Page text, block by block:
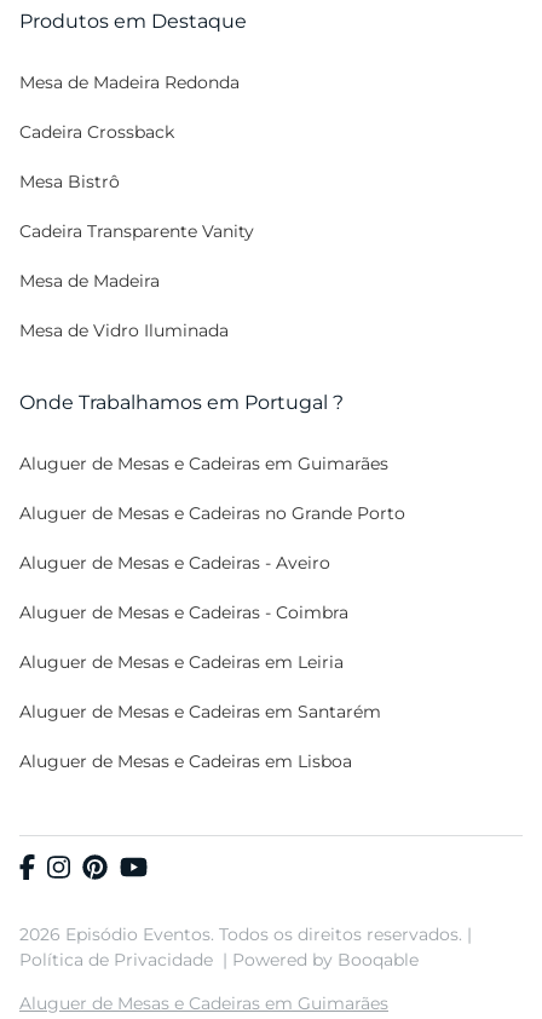
Produtos em Destaque
Mesa de Madeira Redonda
Cadeira Crossback
Mesa Bistrô
Cadeira Transparente Vanity
Mesa de Madeira
Mesa de Vidro Iluminada
Onde Trabalhamos em Portugal ?
Aluguer de Mesas e Cadeiras em Guimarães
Aluguer de Mesas e Cadeiras no Grande Porto
Aluguer de Mesas e Cadeiras - Aveiro
Aluguer de Mesas e Cadeiras - Coimbra
Aluguer de Mesas e Cadeiras em Leiria
Aluguer de Mesas e Cadeiras em Santarém
Aluguer de Mesas e Cadeiras em Lisboa
2026 Episódio Eventos. Todos os direitos reservados. |
Política de Privacidade | Powered by Booqable
Aluguer de Mesas e Cadeiras em Guimarães